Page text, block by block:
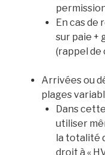
En cas de
sur paie +
(rappel de
Arrivées ou
plages
Dans
utiliser
la totalité
droit à «